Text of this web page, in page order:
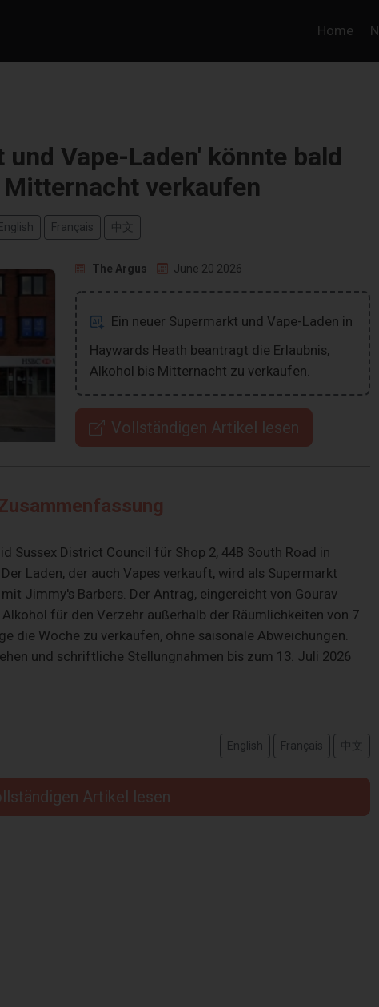
Home
Vape-Laden' könnte bald
verkaufen
Français 中文
The Argus June 20 2026
Ein neuer Supermarkt und Vape-Laden in
Haywards Heath beantragt die Erlaubnis,
Alkohol bis Mitternacht zu verkaufen.
Vollständigen Artikel lesen
Sussex District Council für Shop 2, 44B South Road in
Laden, der auch Vapes verkauft, wird als Supermarkt
Jimmy's Barbers. Der Antrag, eingereicht von Gourav
für den Verzehr außerhalb der Räumlichkeiten von 7
die Woche zu verkaufen, ohne saisonale Abweichungen.
und schriftliche Stellungnahmen bis zum 13. Juli 2026
English Français 中文
Artikel lesen